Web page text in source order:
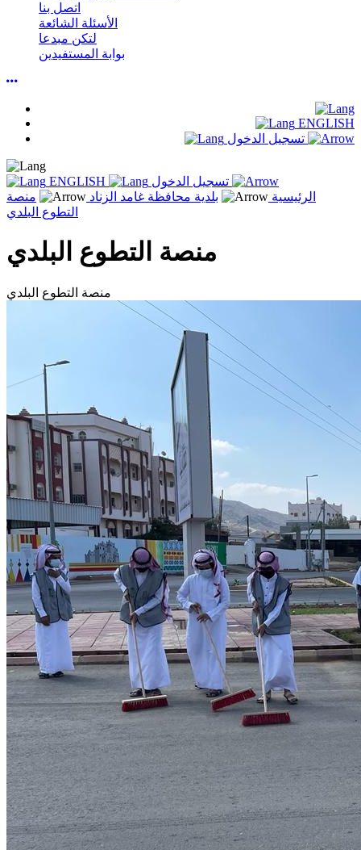
اتصل بنا
الأسئلة الشائعة
لتكن مبدعا
بوابة المستفيدين
ENGLISH
تسجيل الدخول
ENGLISH
تسجيل الدخول
الرئيسية
بلدية محافظة غامد الزناد
منصة
التطوع البلدي
منصة التطوع البلدي
منصة التطوع البلدي